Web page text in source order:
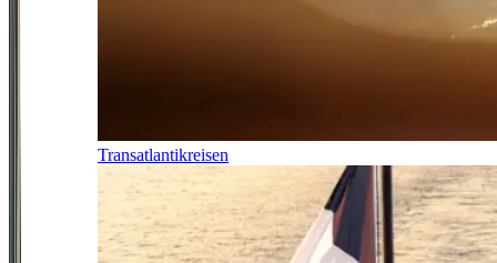
Transatlantikreisen